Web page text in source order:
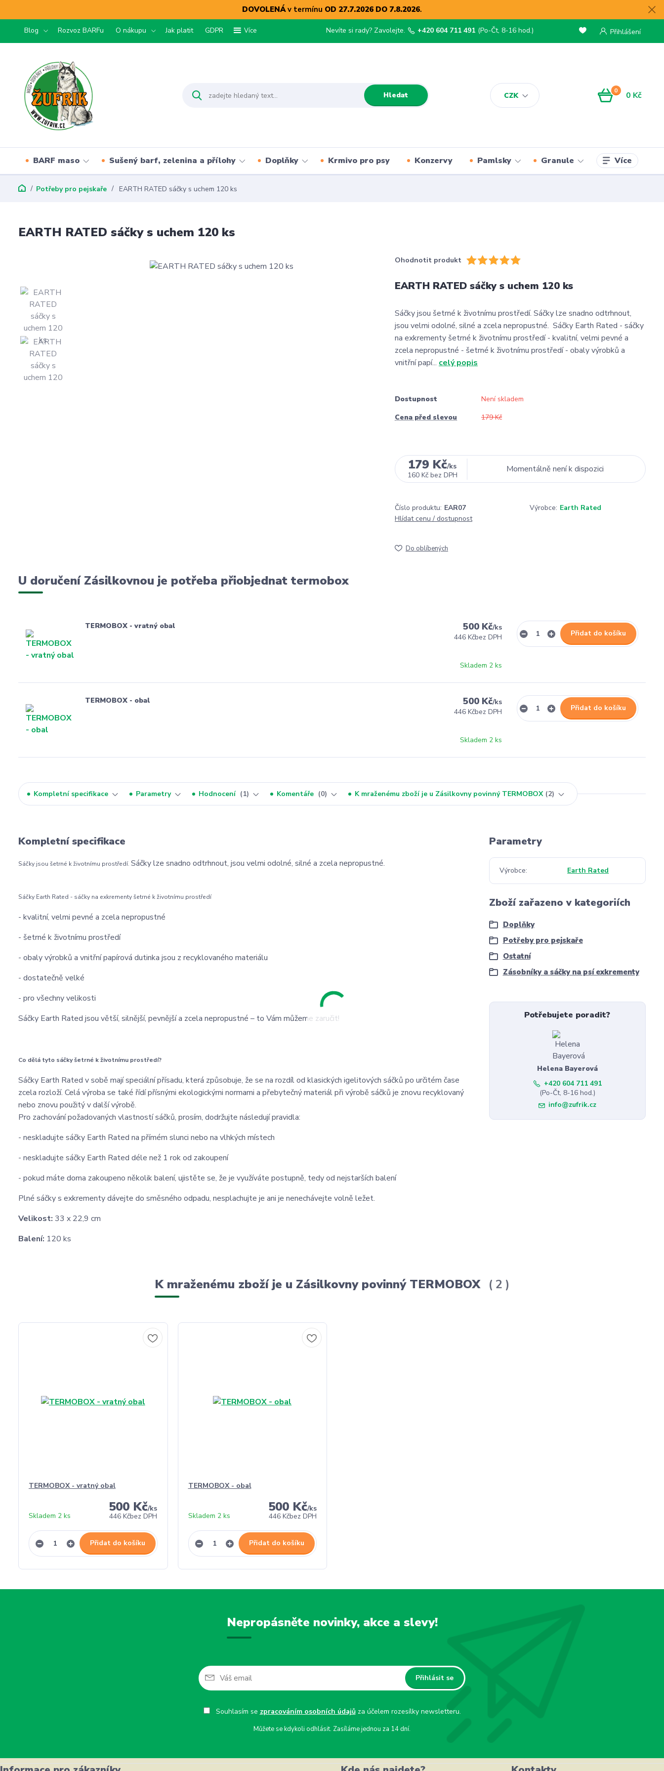
DOVOLENÁv termínu OD 27.7.2026 DO 7.8.2026.
Blog Rozvoz BARFu O nákupu Jak platit GDPR Více
CZK
Přihlášení
Hledat
Nevíte si rady? Zavolejte. +420 604 711 491 (Po-Čt, 8-16 hod.)
0 0 Kč
BARF maso Sušený barf, zelenina a přílohy Doplňky Krmivo pro psy Konzervy Pamlsky Granule Více
Potřeby pro pejskaře EARTH RATED sáčky s uchem 120 ks
EARTH RATED sáčky s uchem 120 ks
Ohodnotit produkt
EARTH RATED sáčky s uchem 120 ks
Sáčky jsou šetrné k životnímu prostředí. Sáčky lze snadno odtrhnout,
jsou velmi odolné, silné a zcela nepropustné. Sáčky Earth Rated - sáčky
na exkrementy šetrné k životnímu prostředí - kvalitní, velmi pevné a
zcela nepropustné - šetrné k životnímu prostředí - obaly výrobků a
vnitřní papí... celý popis
Dostupnost
Není skladem
Cena před slevou
179 Kč
179 Kč/ks
160 Kč bez DPH
Momentálně není k dispozici
Číslo produktu: EAR07 Výrobce: Earth Rated
Hlídat cenu / dostupnost
Do oblíbených
U doručení Zásilkovnou je potřeba přiobjednat termobox
TERMOBOX - vratný obal 500 Kč/ks
446 Kčbez DPH
Skladem 2 ks
Přidat do košíku
TERMOBOX - obal 500 Kč/ks
446 Kčbez DPH
Skladem 2 ks
Přidat do košíku
Kompletní specifikace Parametry Hodnocení 1 Komentáře 0 K mraženému zboží je u Zásilkovny povinný TERMOBOX 2
Kompletní specifikace
Sáčky jsou šetrné k životnímu prostředí. Sáčky lze snadno odtrhnout, jsou velmi odolné, silné a zcela nepropustné.
Sáčky Earth Rated - sáčky na exkrementy šetrné k životnímu prostředí
- kvalitní, velmi pevné a zcela nepropustné
- šetrné k životnímu prostředí
- obaly výrobků a vnitřní papírová dutinka jsou z recyklovaného materiálu
- dostatečně velké
- pro všechny velikosti
Sáčky Earth Rated jsou větší, silnější, pevnější a zcela nepropustné – to Vám můžeme zaručit!
Co dělá tyto sáčky šetrné k životnímu prostředí?
Sáčky Earth Rated v sobě mají speciální přísadu, která způsobuje, že se na rozdíl od klasických igelitových sáčků po určitém čase
zcela rozloží. Celá výroba se také řídí přísnými ekologickými normami a přebytečný materiál při výrobě sáčků je znovu recyklovaný
nebo znovu použitý v další výrobě.
Pro zachování požadovaných vlastností sáčků, prosím, dodržujte následují pravidla:
- neskladujte sáčky Earth Rated na přímém slunci nebo na vlhkých místech
- neskladujte sáčky Earth Rated déle než 1 rok od zakoupení
- pokud máte doma zakoupeno několik balení, ujistěte se, že je využíváte postupně, tedy od nejstarších balení
Plné sáčky s exkrementy dávejte do směsného odpadu, nesplachujte je ani je nenechávejte volně ležet.
Velikost: 33 x 22,9 cm
Balení: 120 ks
Parametry
Výrobce Earth Rated
Zboží zařazeno v kategoriích
Doplňky
Potřeby pro pejskaře
Ostatní
Zásobníky a sáčky na psí exkrementy
Potřebujete poradit?
Helena Bayerová
+420 604 711 491
(Po-Čt, 8-16 hod.)
info@zufrik.cz
K mraženému zboží je u Zásilkovny povinný TERMOBOX 2
TERMOBOX - vratný obal
500 Kč/ks
446 Kčbez DPH
Skladem 2 ks
Přidat do košíku
TERMOBOX - obal
500 Kč/ks
446 Kčbez DPH
Skladem 2 ks
Přidat do košíku
Nepropásněte novinky, akce a slevy!
Přihlásit se
Souhlasím se zpracováním osobních údajůza účelem rozesílky newsletteru.
Můžete se kdykoli odhlásit. Zasíláme jednou za 14 dní.